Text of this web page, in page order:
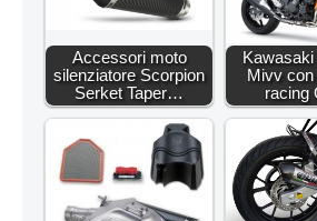
Accessori moto
silenziatore Scorpion
Serket Taper…
Mivv
racing